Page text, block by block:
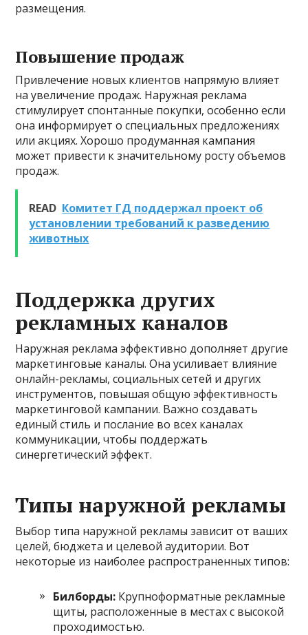
размещения.
Повышение продаж
Привлечение новых клиентов напрямую влияет
на увеличение продаж. Наружная реклама
стимулирует спонтанные покупки, особенно если
она информирует о специальных предложениях
или акциях. Хорошо продуманная кампания
может привести к значительному росту объемов
продаж.
READ Комитет ГД поддержал проект об
установлении требований к разведению
животных
Поддержка других
рекламных каналов
Наружная реклама эффективно дополняет другие
маркетинговые каналы. Она усиливает влияние
онлайн-рекламы, социальных сетей и других
инструментов, повышая общую эффективность
маркетинговой кампании. Важно создавать
единый стиль и послание во всех каналах
коммуникации, чтобы поддержать
синергетический эффект.
Типы наружной рекламы
Выбор типа наружной рекламы зависит от ваших
целей, бюджета и целевой аудитории. Вот
некоторые из наиболее распространенных типов:
Билборды: Крупноформатные рекламные
щиты, расположенные в местах с высокой
проходимостью.